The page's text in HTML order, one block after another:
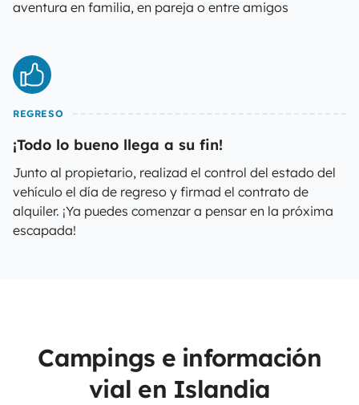
aventura en familia, en pareja o entre amigos
REGRESO
¡Todo lo bueno llega a su fin!
Junto al propietario, realizad el control del estado del
vehículo el día de regreso y firmad el contrato de
alquiler. ¡Ya puedes comenzar a pensar en la próxima
escapada!
Campings e información
vial en Islandia